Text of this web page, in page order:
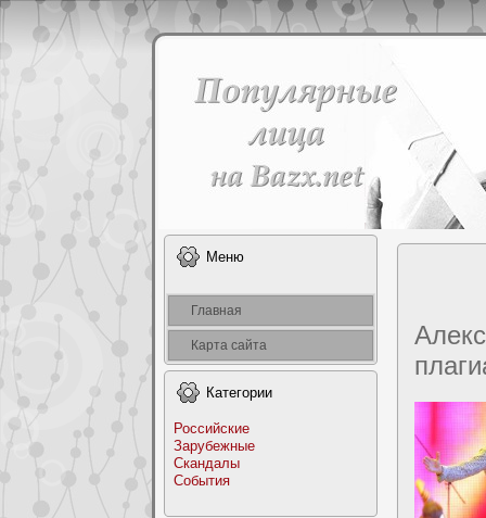
Меню
Главная
Карта сайта
Категоpии
Российские
Заpyбежные
Скандалы
События